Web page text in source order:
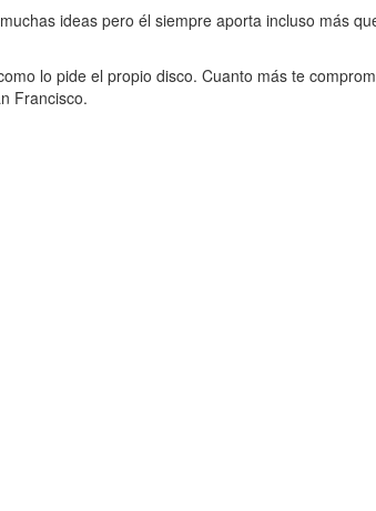
ideas pero él siempre aporta incluso más
lo pide el propio disco. Cuanto más te
Francisco.